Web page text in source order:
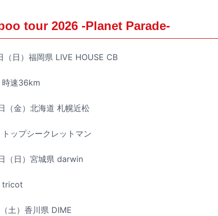
tour 2026 -Planet Parade-
日）福岡県 LIVE HOUSE CB
速36km
（金）北海道 札幌近松
ップシークレットマン
（日）宮城県 darwin
tricot
土）香川県 DIME